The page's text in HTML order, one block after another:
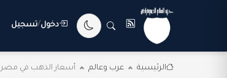
دخول/تسجيل
الرئيسية عرب وعالم أسعار الذهب في مصر اليوم